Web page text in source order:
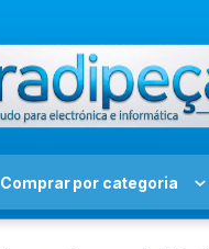
Comprar por categoria